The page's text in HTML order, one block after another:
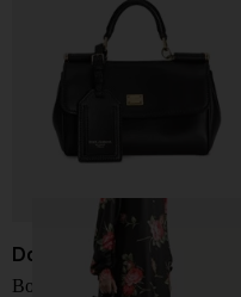
Dolce & Gabbana
Borsa in pelle My Sicily